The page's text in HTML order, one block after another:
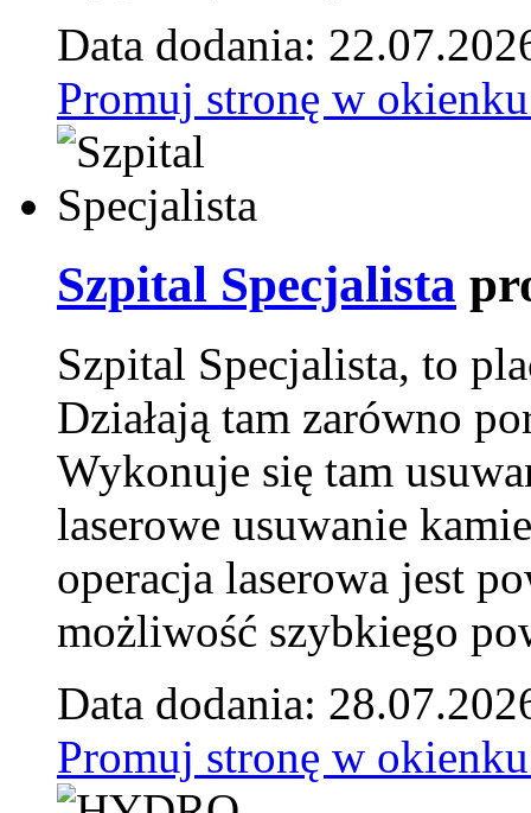
Data dodania:
Promuj stronę w
Szpital Specjalista
Szpital Specjalista, to
Działają tam zarówno
Wykonuje się tam
laserowe usuwanie
operacja laserowa jest
możliwość szybkiego
Data dodania:
Promuj stronę w